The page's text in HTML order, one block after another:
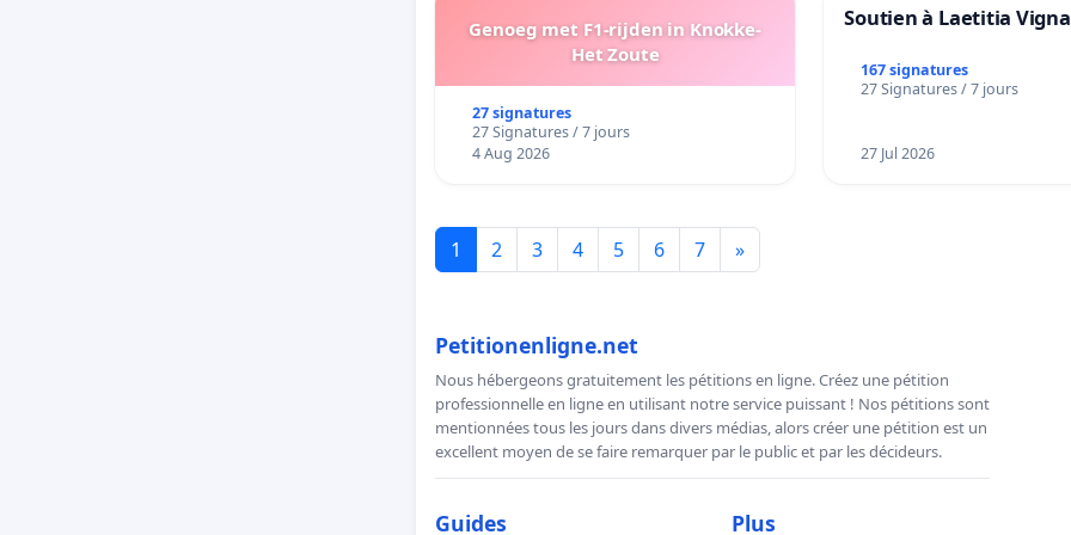
Genoeg met F1-rijden in Knokke-
Het Zoute
27 signatures
27 Signatures / 7 jours
4 Aug 2026
Soutien à Laetitia
167 signatures
27 Signatures / 7 jours
27 Jul 2026
1 2 3 4 5 6 7 »
Petitionenligne.net
Nous hébergeons gratuitement les pétitions en ligne. Créez une pétition
professionnelle en ligne en utilisant notre service puissant ! Nos pétitions sont
mentionnées tous les jours dans divers médias, alors créer une pétition est un
excellent moyen de se faire remarquer par le public et par les décideurs.
Guides Plus